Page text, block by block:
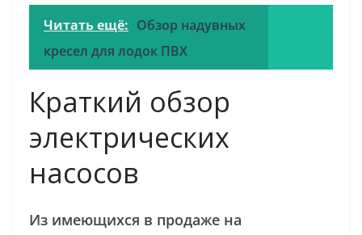
Читать ещё: Обзор надувных
кресел для лодок ПВХ
Краткий обзор
электрических
насосов
Из имеющихся в продаже на